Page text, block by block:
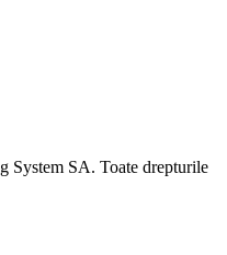
System SA. Toate drepturile